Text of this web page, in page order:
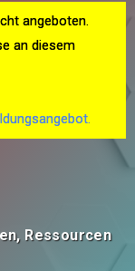
angeboten.
an diesem
Ressourcen